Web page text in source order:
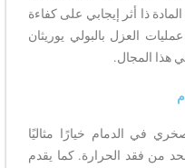
ذا أثر إيجابي على كفاءة
العزل بالبولي يوريثان
هذا المجال.
في الدمام خيارًا مثاليًا
من فقد الحرارة. كما يقدم